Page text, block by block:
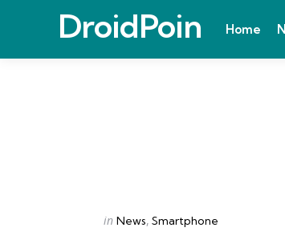
DroidPoin Home
Categories
Posted
in News Smartphone